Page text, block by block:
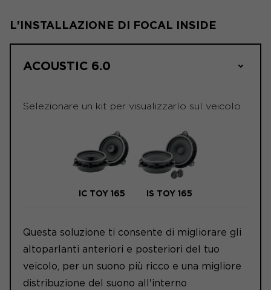
L'INSTALLAZIONE DI FOCAL INSIDE
ACOUSTIC 6.0
Selezionare un kit per visualizzarlo sul veicolo
IC TOY 165 IS TOY 165
Questa soluzione ti consente di migliorare gli
altoparlanti anteriori e posteriori del tuo
veicolo, per un suono più ricco e una migliore
distribuzione del suono all'interno